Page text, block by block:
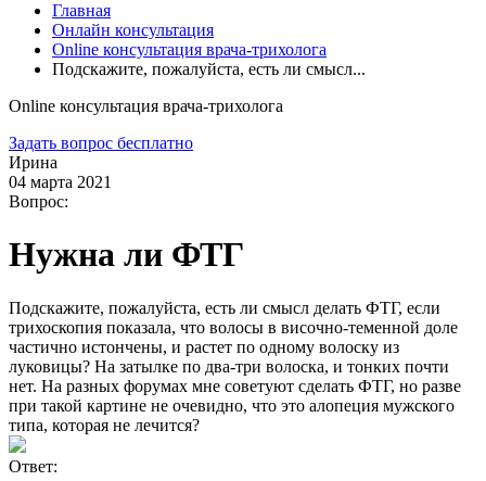
Главная
Онлайн консультация
Online консультация врача-трихолога
Подскажите, пожалуйста, есть ли смысл...
Online консультация врача-трихолога
Задать вопрос бесплатно
Ирина
04 марта 2021
Вопрос:
Нужна ли ФТГ
Подскажите, пожалуйста, есть ли смысл делать ФТГ, если
трихоскопия показала, что волосы в височно-теменной доле
частично истончены, и растет по одному волоску из
луковицы? На затылке по два-три волоска, и тонких почти
нет. На разных форумах мне советуют сделать ФТГ, но разве
при такой картине не очевидно, что это алопеция мужского
типа, которая не лечится?
Ответ: